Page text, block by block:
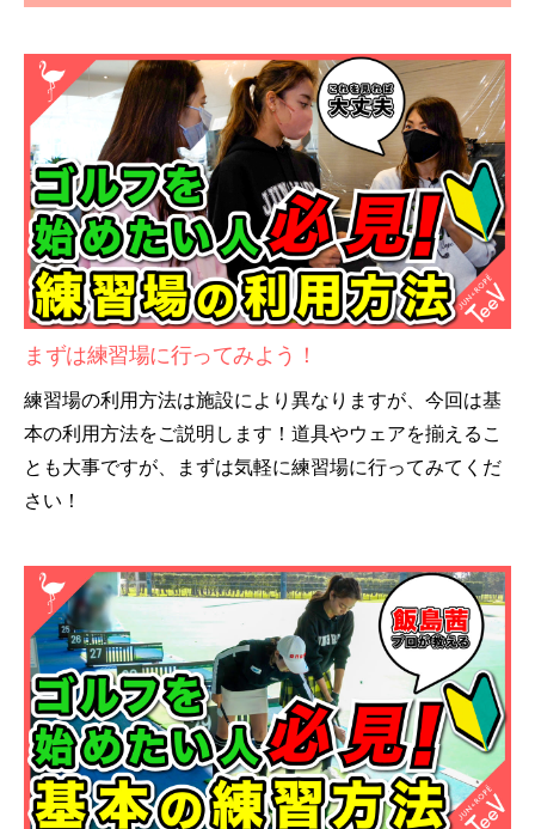
まずは練習場に行ってみよう！
練習場の利用方法は施設により異なりますが、今回は基
本の利用方法をご説明します！道具やウェアを揃えるこ
とも大事ですが、まずは気軽に練習場に行ってみてくだ
さい！